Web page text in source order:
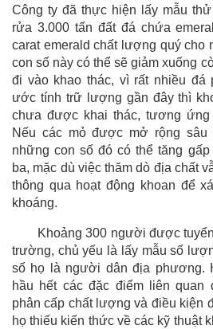
Công ty đã thực hiện lấy mẫu
rửa 3.000 tấn đất đá chứa
carat emerald chất lượng quý cho
con số này có thể sẽ giảm xuống
đi vào khao thác, vì rất nhiều
ước tính trữ lượng gần đây thì
chưa được khai thác, tương
Nếu các mỏ được mở rộng
những con số đó có thể tăng
ba, mặc dù việc thăm dò địa chất
thông qua hoạt động khoan để
khoáng.
Khoảng 300 người được
trường, chủ yếu là lấy mẫu số
số họ là người dân địa phương.
hầu hết các đặc điểm liên quan
phân cấp chất lượng và điều kiện
họ thiếu kiến thức về các kỹ thuật